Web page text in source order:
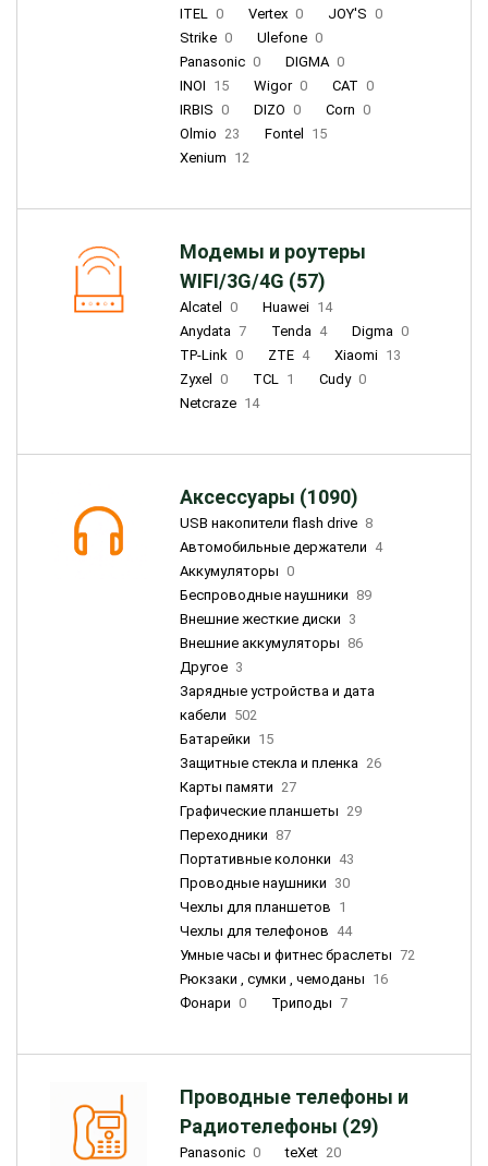
ITEL 0 Vertex 0 JOY'S 0
Strike 0 Ulefone 0
Panasonic 0 DIGMA 0
INOI 15 Wigor 0 CAT 0
IRBIS 0 DIZO 0 Corn 0
Olmio 23 Fontel
15
Xenium 12
Модемы и роутеры
WIFI/3G/4G (57)
Alcatel 0 Huawei 14
Anydata 7 Tenda 4 Digma 0
TP-Link 0 ZTE 4 Xiaomi 13
Zyxel
0 TCL 1 Cudy 0
Netcraze 14
Аксессуары (1090)
USB накопители flash drive 8
Автомобильные держатели 4
Аккумуляторы 0
Беспроводные наушники 89
Внешние жесткие диски 3
Внешние аккумуляторы 86
Другое 3
Зарядные устройства и дата
кабели 502
Батарейки 15
Защитные стекла и пленка 26
Карты памяти 27
Графические планшеты 29
Переходники 87
Портативные колонки 43
Проводные наушники 30
Чехлы для планшетов 1
Чехлы для телефонов 44
Умные часы и фитнес браслеты 72
Рюкзаки , сумки , чемоданы 16
Фонари 0 Триподы 7
Проводные телефоны и
Радиотелефоны (29)
Panasonic 0 teXet 20